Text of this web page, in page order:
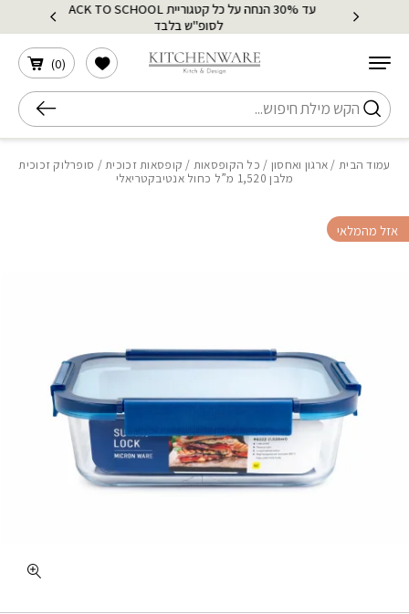
Skip to Content
עד 30% הנחה על כל קטגוריית BACK TO SCHOOL
לסופ"ש בלבד
חיפוש
(
0
)
הרשימה שלי
עמוד הבית/ ארגון ואחסון / כל הקופסאות / קופסאות זכוכית/ סופרלוק זכוכית
מלבן 1,520 מ”ל כחול אנטיבקטריאלי
אזל מהמלאי
בחזרה למעלה